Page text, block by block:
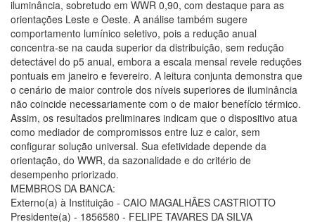
iluminância, sobretudo em WWR 0,90, com destaque para as
orientações Leste e Oeste. A análise também sugere
comportamento lumínico seletivo, pois a redução anual
concentra-se na cauda superior da distribuição, sem redução
detectável do p5 anual, embora a escala mensal revele reduções
pontuais em janeiro e fevereiro. A leitura conjunta demonstra que
o cenário de maior controle dos níveis superiores de iluminância
não coincide necessariamente com o de maior benefício térmico.
Assim, os resultados preliminares indicam que o dispositivo atua
como mediador de compromissos entre luz e calor, sem
configurar solução universal. Sua efetividade depende da
orientação, do WWR, da sazonalidade e do critério de
desempenho priorizado.
MEMBROS DA BANCA:
Externo(a) à Instituição - CAIO MAGALHÃES CASTRIOTTO
Presidente(a) - 1856580 - FELIPE TAVARES DA SILVA